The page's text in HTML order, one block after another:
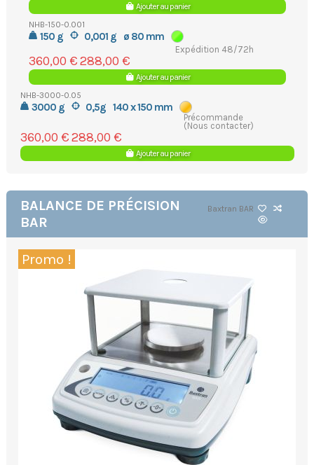
Ajouter au panier
NHB-150-0.001
150 g 0,001 g ø 80 mm
Expédition 48/72h
360,00 €288,00 €
Ajouter au panier
NHB-3000-0.05
3000 g 0,5g 140 x 150 mm
Précommande
(Nous contacter)
360,00 €288,00 €
Ajouter au panier
BALANCE DE PRÉCISION
BAR
Baxtran BAR
Promo !